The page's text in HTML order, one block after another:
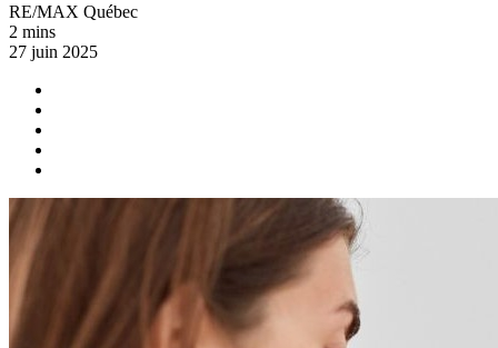
RE/MAX Québec
2 mins
27 juin 2025